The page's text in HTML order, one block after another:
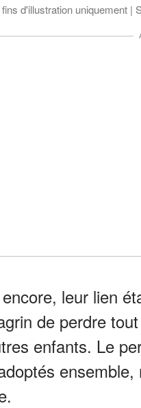
d'illustration uniquement |
leur lien
de perdre
enfants. Le